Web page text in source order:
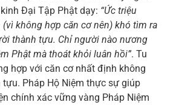
Đại Tập Phật dạy: “Ức triệu
không hợp căn cơ nên) khó tìm ra
thành tựu. Chỉ người nào nương
Phật mà thoát khỏi luân hồi”. Tu
hợp với căn cơ nhất định không
tựu. Pháp Hộ Niệm thực sự giúp
chính xác vững vàng Pháp Niệm